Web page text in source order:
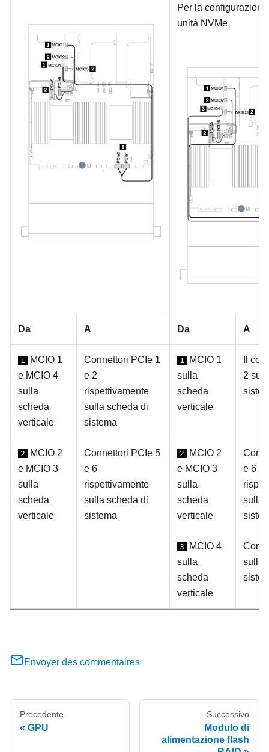
Per la
unità NVMe
Da A Da A
1
MCIO 1
e MCIO 4
sulla
scheda
verticale
Connettori PCIe 1
e 2
rispettivamente
sulla scheda di
sistema
1
MCIO 1
sulla
scheda
verticale
Il
2
2
MCIO 2
e MCIO 3
sulla
scheda
verticale
Connettori PCIe 5
e 6
rispettivamente
sulla scheda di
sistema
2
MCIO 2
e MCIO 3
sulla
scheda
verticale
e 6
sulla
3
MCIO 4
sulla
scheda
verticale
sulla
Envoyer des commentaires
Precedente
GPU
Successivo
Modulo di
alimentazione flash